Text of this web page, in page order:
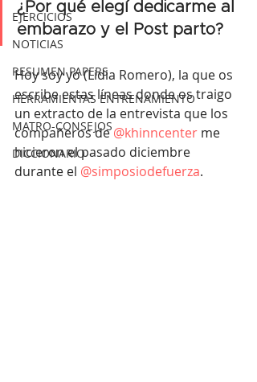
EJERCICIOS
NOTICIAS
RESUMEN PAPERS
HERRAMIENTAS ENTRENAMIENTO
MATRO-CONSEJOS
DICCIONARIO
¿Por qué elegí dedicarme al
embarazo y el Post parto?
Hoy soy yo (Lidia Romero), la que os
escribe estas líneas donde os traigo
un extracto de la entrevista que los
compañeros de @khinncenter me
hicieron el pasado diciembre
durante el @simposiodefuerza.